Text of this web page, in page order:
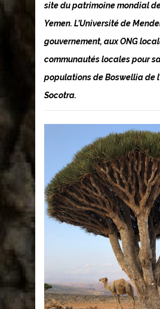
site du patrimoine mondial de
Yemen. L’Université de
gouvernement, aux ONG
communautés locales pour
populations deBoswelliade
Socotra.